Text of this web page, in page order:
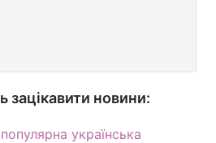
новини:
українська